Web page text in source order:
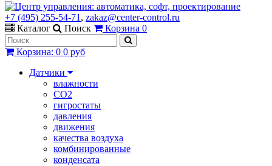
+7 (495) 255-54-71 , zakaz@center-control.ru
Каталог
Поиск Корзина 0
Корзина: 0 0 руб
Датчики
влажности
CO2
гигростаты
давления
движения
качества воздуха
комбинированные
конденсата